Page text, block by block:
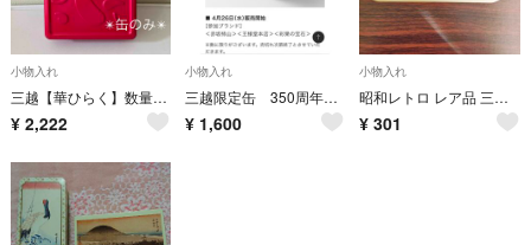
小物入れ
三越【華ひらく】数量限定 華ひらく缶 /空き缶
¥ 2,222
小物入れ
三越限定缶 350周年 缶のみ
¥ 1,600
小物入れ
昭和レトロ レア品 三越 金属製 ペントレー ミニトレー 小物入れ 2
¥ 301